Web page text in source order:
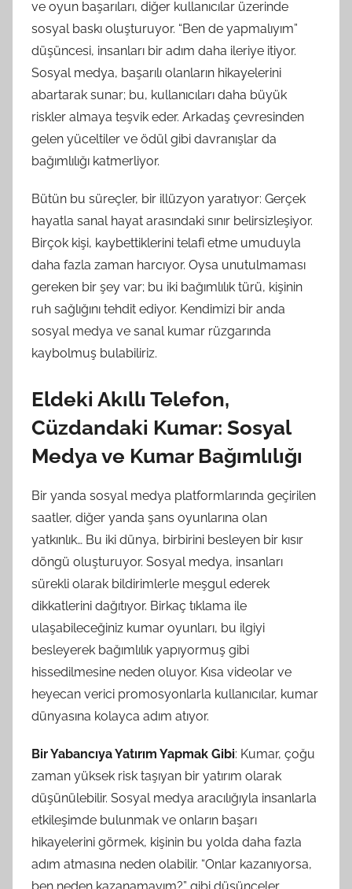
ve oyun başarıları, diğer kullanıcılar üzerinde
sosyal baskı oluşturuyor. “Ben de yapmalıyım”
düşüncesi, insanları bir adım daha ileriye itiyor.
Sosyal medya, başarılı olanların hikayelerini
abartarak sunar; bu, kullanıcıları daha büyük
riskler almaya teşvik eder. Arkadaş çevresinden
gelen yüceltiler ve ödül gibi davranışlar da
bağımlılığı katmerliyor.
Bütün bu süreçler, bir illüzyon yaratıyor: Gerçek
hayatla sanal hayat arasındaki sınır belirsizleşiyor.
Birçok kişi, kaybettiklerini telafi etme umuduyla
daha fazla zaman harcıyor. Oysa unutulmaması
gereken bir şey var; bu iki bağımlılık türü, kişinin
ruh sağlığını tehdit ediyor. Kendimizi bir anda
sosyal medya ve sanal kumar rüzgarında
kaybolmuş bulabiliriz.
Eldeki Akıllı Telefon,
Cüzdandaki Kumar: Sosyal
Medya ve Kumar Bağımlılığı
Bir yanda sosyal medya platformlarında geçirilen
saatler, diğer yanda şans oyunlarına olan
yatkınlık… Bu iki dünya, birbirini besleyen bir kısır
döngü oluşturuyor. Sosyal medya, insanları
sürekli olarak bildirimlerle meşgul ederek
dikkatlerini dağıtıyor. Birkaç tıklama ile
ulaşabileceğiniz kumar oyunları, bu ilgiyi
besleyerek bağımlılık yapıyormuş gibi
hissedilmesine neden oluyor. Kısa videolar ve
heyecan verici promosyonlarla kullanıcılar, kumar
dünyasına kolayca adım atıyor.
Bir Yabancıya Yatırım Yapmak Gibi: Kumar, çoğu
zaman yüksek risk taşıyan bir yatırım olarak
düşünülebilir. Sosyal medya aracılığıyla insanlarla
etkileşimde bulunmak ve onların başarı
hikayelerini görmek, kişinin bu yolda daha fazla
adım atmasına neden olabilir. “Onlar kazanıyorsa,